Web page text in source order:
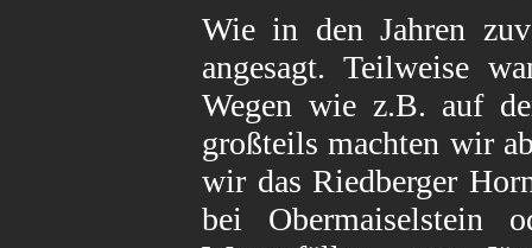
Wie in den Jahren
angesagt. Teilweise
Wegen wie z.B. auf
großteils machten wir
wir das Riedberger
bei Obermaiselstein